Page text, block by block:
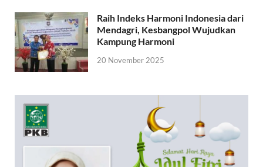
Raih Indeks Harmoni Indonesia dari
Mendagri, Kesbangpol Wujudkan
Kampung Harmoni
20 November 2025